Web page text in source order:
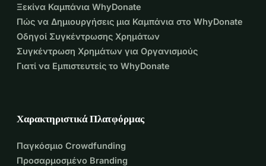
Ξεκίνα Καμπάνια WhyDonate
Πώς να Δημιουργήσεις μια Καμπάνια στο WhyDonate
Οδηγοί Συγκέντρωσης Χρημάτων
Συγκέντρωση Χρημάτων για Οργανισμούς
Γιατί να Εμπιστευτείς το WhyDonate
Χαρακτηριστικά Πλατφόρμας
Παγκόσμιο Crowdfunding
Προσαρμοσμένο Branding